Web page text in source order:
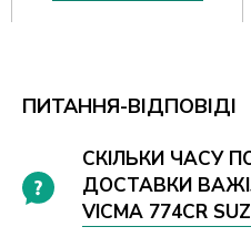
ПИТАННЯ-ВІДПОВІДІ
СКІЛЬКИ ЧАСУ
ДОСТАВКИ
VICMA 774CR